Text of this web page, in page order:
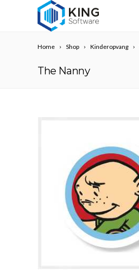
Home Shop Kinderopvang
The Nanny